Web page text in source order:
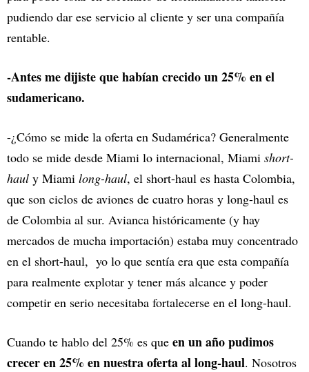
pudiendo dar ese servicio al cliente y ser una compañía
rentable.
-Antes me dijiste que habían crecido un 25% en el
sudamericano.
-¿Cómo se mide la oferta en Sudamérica? Generalmente
todo se mide desde Miami lo internacional, Miami short-
haul y Miami long-haul, el short-haul es hasta Colombia,
que son ciclos de aviones de cuatro horas y long-haul es
de Colombia al sur. Avianca históricamente (y hay
mercados de mucha importación) estaba muy concentrado
en el short-haul, yo lo que sentía era que esta compañía
para realmente explotar y tener más alcance y poder
competir en serio necesitaba fortalecerse en el long-haul.
Cuando te hablo del 25% es que en un año pudimos
crecer en 25% en nuestra oferta al long-haul. Nosotros